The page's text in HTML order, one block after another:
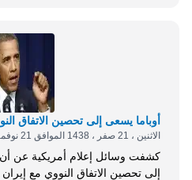
أوباما يسعى إلى تحصين الاتفاق
الاثنين ، 21 صفر ، 1438 الموافق 21 نوفمبر 2016
كشفت وسائل إعلام أمريكية عن أن